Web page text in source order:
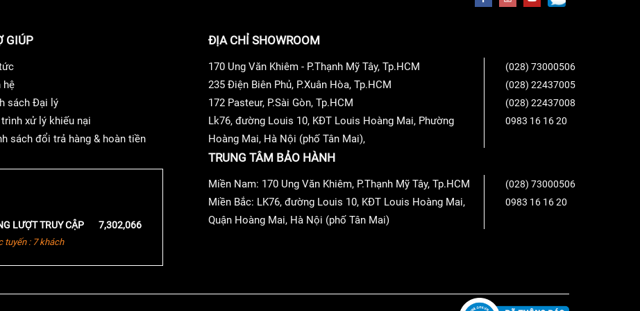
cấp bởi sự kết hợp giữa chip DAC Flagship ES9038PRO và OPA627BP OP Amp
ảnh bìa album do Gracenote cung cấp
GIÚP
hệ
sách Đại lý
trình xử lý khiếu nại
sách đổi trả hàng & hoàn tiền
LƯỢT TRUY CẬP 7,302,066
tuyến : 7 khách
ĐỊA CHỈ SHOWROOM
170 Ung Văn Khiêm - P.Thạnh Mỹ Tây, Tp.HCM
235 Điện Biên Phủ, P.Xuân Hòa, Tp.HCM
172 Pasteur, P.Sài Gòn, Tp.HCM
Lk76, đường Louis 10, KĐT Louis Hoàng Mai, Phường
Hoàng Mai, Hà Nội (phố Tân Mai),
(028) 73000506
(028) 22437005
(028) 22437008
0983 16 16 20
TRUNG TÂM BẢO HÀNH
Miền Nam: 170 Ung Văn Khiêm, P.Thạnh Mỹ Tây, Tp.HCM
Miền Bắc: LK76, đường Louis 10, KĐT Louis Hoàng Mai,
Quận Hoàng Mai, Hà Nội (phố Tân Mai)
(028) 73000506
0983 16 16 20